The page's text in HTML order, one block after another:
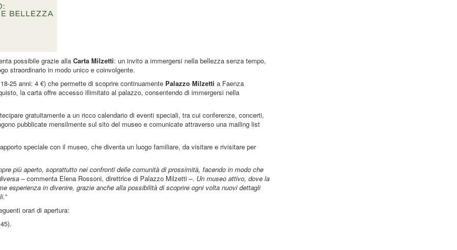
possibile grazie alla Carta Milzetti: un invito a immergersi nella bellezza senza tempo,
straordinario in modo unico e coinvolgente.
25 anni: 4 €) che permette di scoprire continuamente Palazzo Milzetti a Faenza
la carta offre accesso illimitato al palazzo, consentendo di immergersi nella
gratuitamente a un ricco calendario di eventi speciali, tra cui conferenze, concerti,
pubblicate mensilmente sul sito del museo e comunicate attraverso una mailing list
speciale con il museo, che diventa un luogo familiare, da visitare e rivisitare per
più aperto, soprattutto nei confronti delle comunità di prossimità, facendo in modo che
– commenta Elena Rossoni, direttrice di Palazzo Milzetti –. Un museo attivo, dove la
esperienza in divenire, grazie anche alla possibilità di scoprire ogni volta nuovi dettagli
”
orari di apertura: